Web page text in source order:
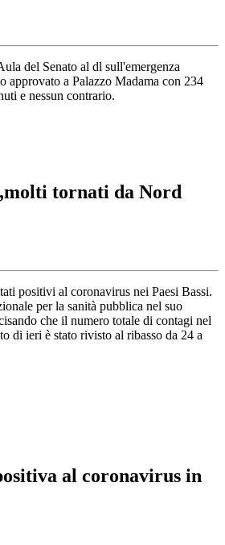
del Senato al dl sull'emergenza
approvato a Palazzo Madama con 234
e nessun contrario.
tornati da Nord
positivi al coronavirus nei Paesi Bassi.
per la sanità pubblica nel suo
che il numero totale di contagi nel
di ieri è stato rivisto al ribasso da 24 a
al coronavirus in